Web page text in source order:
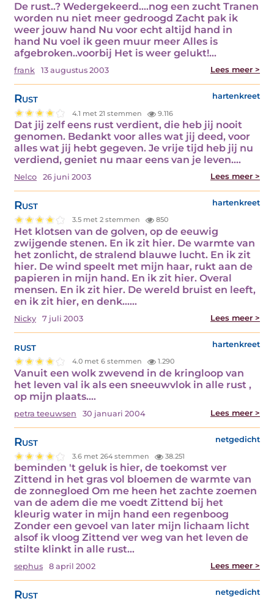
De rust..? Wedergekeerd....nog een zucht Tranen
worden nu niet meer gedroogd Zacht pak ik
weer jouw hand Nu voor echt altijd hand in
hand Nu voel ik geen muur meer Alles is
afgebroken..voorbij Het is weer gelukt!…
frank 13 augustus 2003 Lees meer >
Rust hartenkreet
4.1 met 21 stemmen 9.116
Dat jij zelf eens rust verdient, die heb jij nooit
genomen. Bedankt voor alles wat jij deed, voor
alles wat jij hebt gegeven. Je vrije tijd heb jij nu
verdiend, geniet nu maar eens van je leven.…
Nelco 26 juni 2003 Lees meer >
Rust hartenkreet
3.5 met 2 stemmen 850
Het klotsen van de golven, op de eeuwig
zwijgende stenen. En ik zit hier. De warmte van
het zonlicht, de stralend blauwe lucht. En ik zit
hier. De wind speelt met mijn haar, rukt aan de
papieren in mijn hand. En ik zit hier. Overal
mensen. En ik zit hier. De wereld bruist en leeft,
en ik zit hier, en denk...…
Nicky 7 juli 2003 Lees meer >
rust hartenkreet
4.0 met 6 stemmen 1.290
Vanuit een wolk zwevend in de kringloop van
het leven val ik als een sneeuwvlok in alle rust ,
op mijn plaats.…
petra teeuwsen 30 januari 2004 Lees meer >
Rust netgedicht
3.6 met 264 stemmen 38.251
beminden 't geluk is hier, de toekomst ver
Zittend in het gras vol bloemen de warmte van
de zonnegloed Om me heen het zachte zoemen
van de adem die me voedt Zittend bij het
kleurig water in mijn hand een regenboog
Zonder een gevoel van later mijn lichaam licht
alsof ik vloog Zittend ver weg van het leven de
stilte klinkt in alle rust…
sephus 8 april 2002 Lees meer >
Rust netgedicht